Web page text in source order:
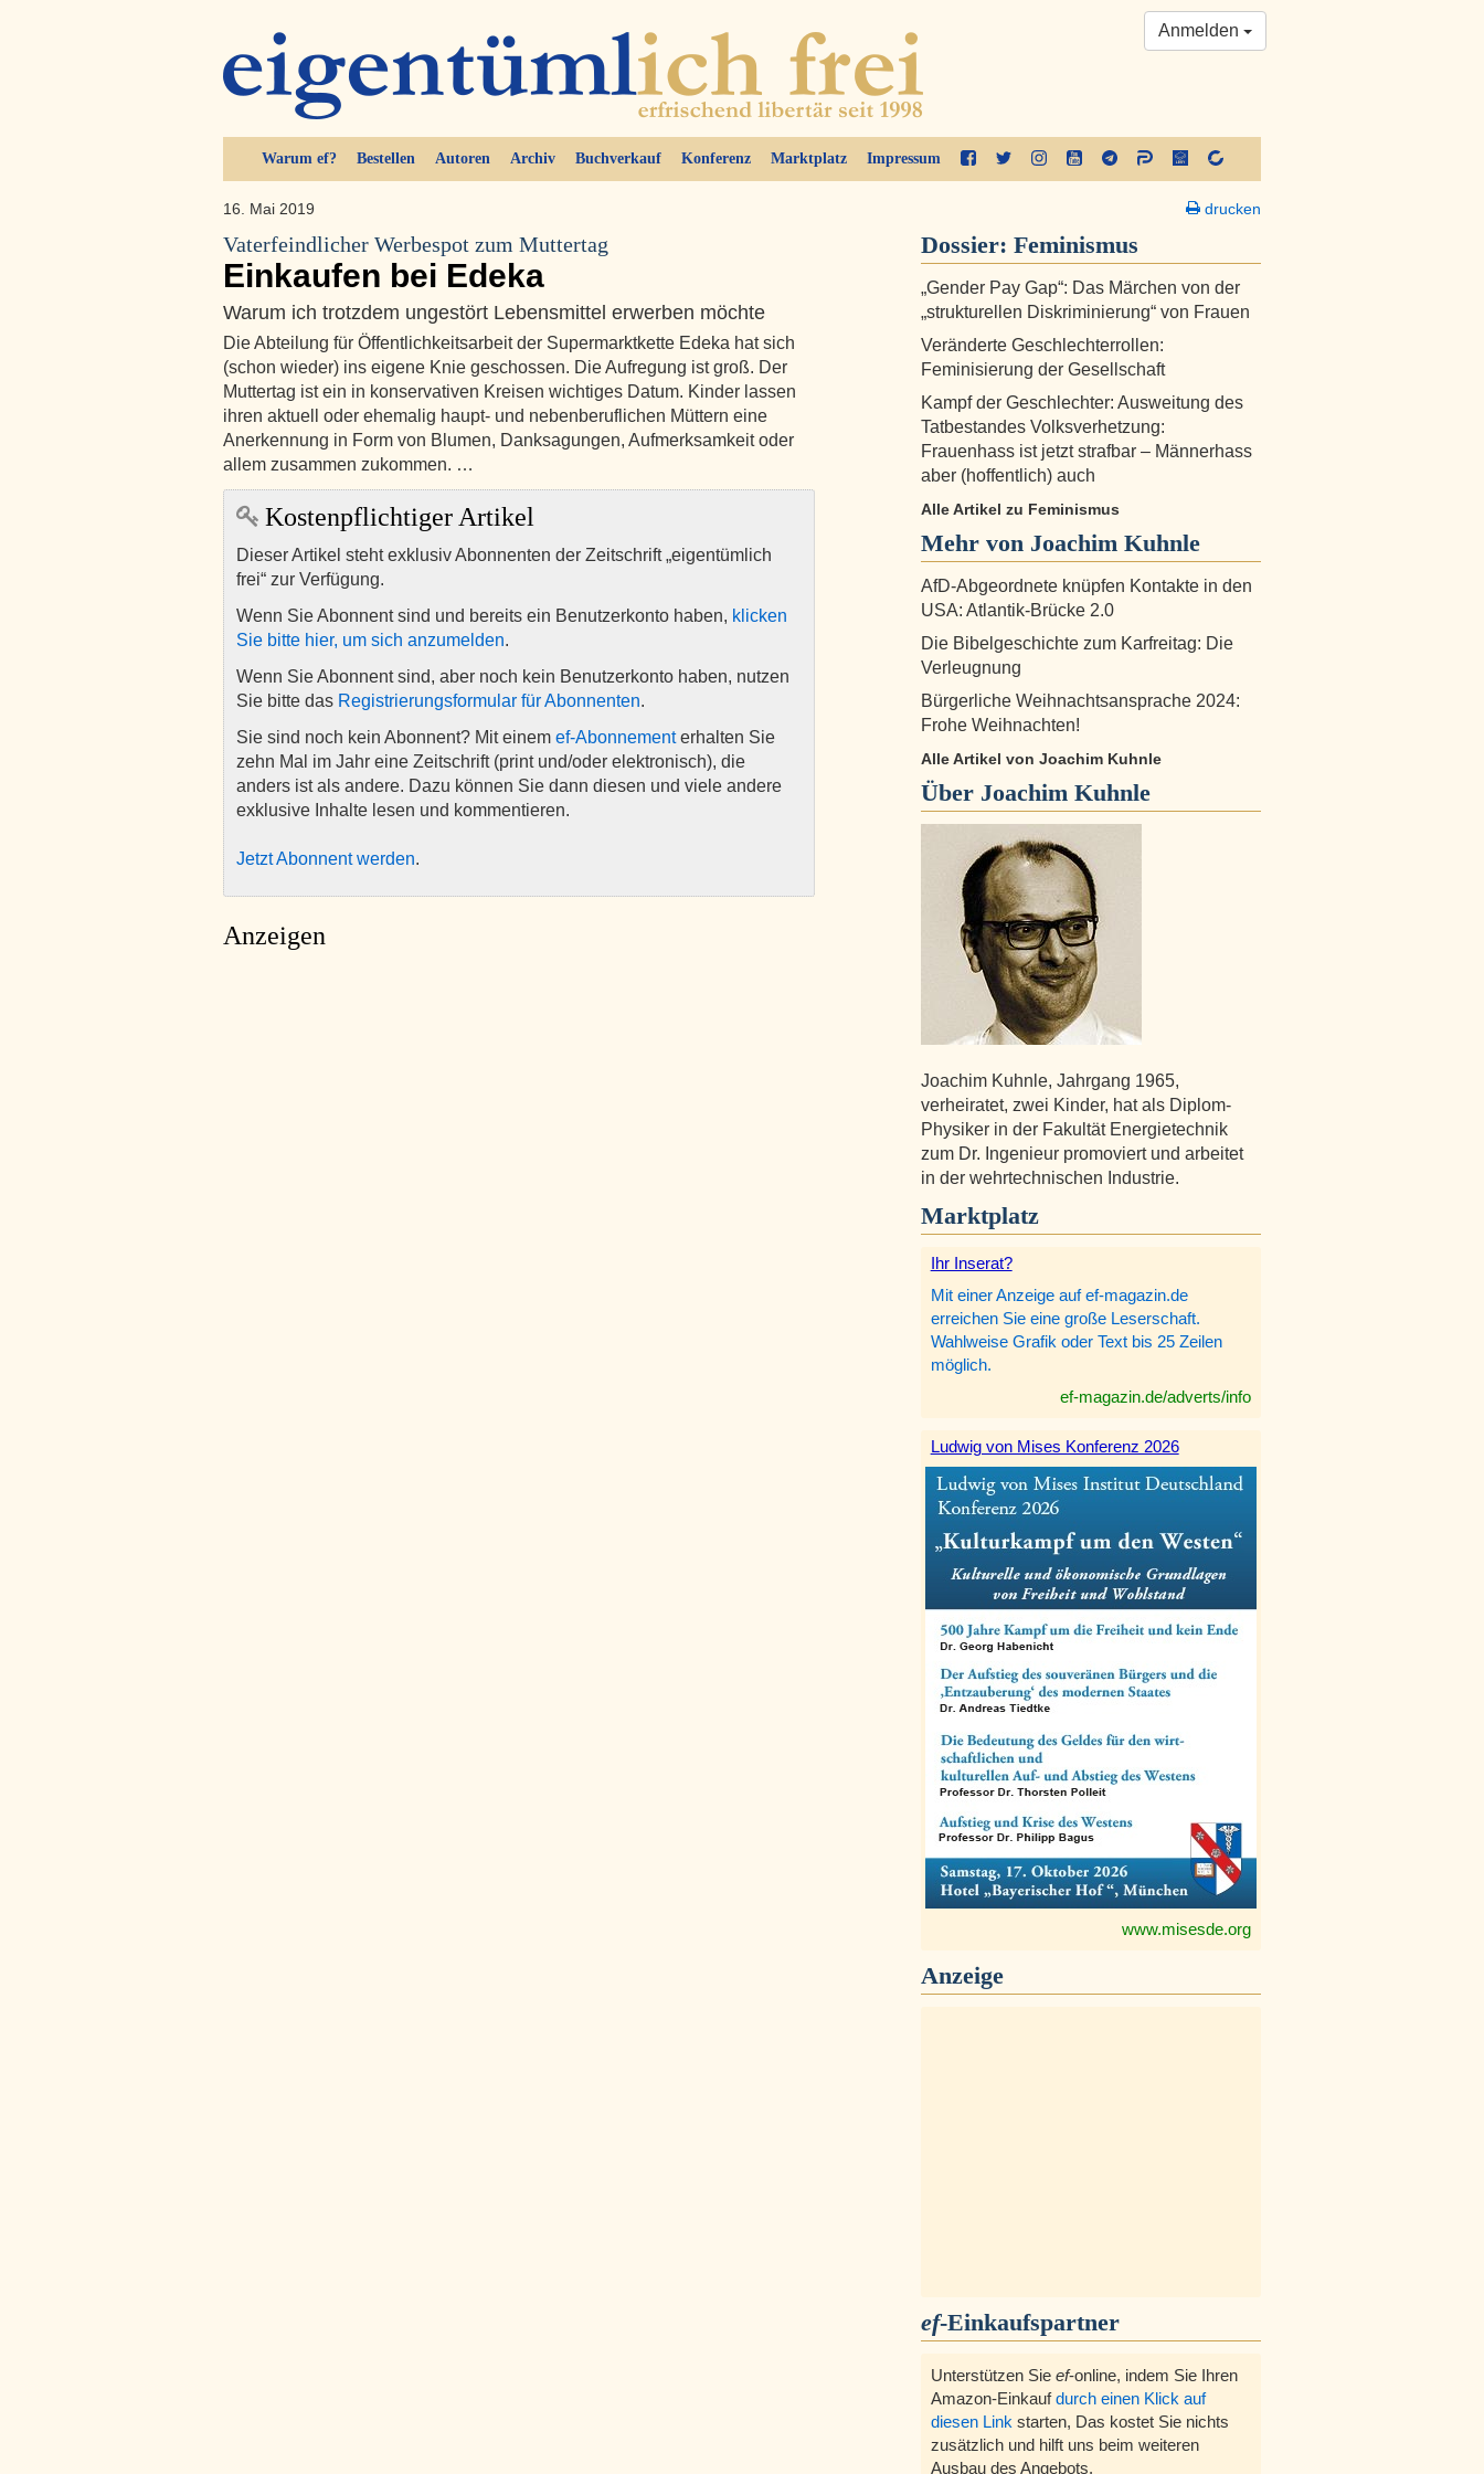
Warum ef? Bestellen Autoren Archiv Buchverkauf Konferenz Marktplatz Impressum
Anmelden
16. Mai 2019
Vaterfeindlicher Werbespot zum Muttertag
Einkaufen bei Edeka
Warum ich trotzdem ungestört Lebensmittel erwerben möchte
Die Abteilung für Öffentlichkeitsarbeit der Supermarktkette Edeka hat sich
(schon wieder) ins eigene Knie geschossen. Die Aufregung ist groß. Der
Muttertag ist ein in konservativen Kreisen wichtiges Datum. Kinder lassen
ihren aktuell oder ehemalig haupt- und nebenberuflichen Müttern eine
Anerkennung in Form von Blumen, Danksagungen, Aufmerksamkeit oder
allem zusammen zukommen. …
Kostenpflichtiger Artikel
Dieser Artikel steht exklusiv Abonnenten der Zeitschrift „eigentümlich
frei“ zur Verfügung.
Wenn Sie Abonnent sind und bereits ein Benutzerkonto haben, klicken
Sie bitte hier, um sich anzumelden.
Wenn Sie Abonnent sind, aber noch kein Benutzerkonto haben, nutzen
Sie bitte das Registrierungsformular für Abonnenten.
Sie sind noch kein Abonnent? Mit einem ef-Abonnementerhalten Sie
zehn Mal im Jahr eine Zeitschrift (print und/oder elektronisch), die
anders ist als andere. Dazu können Sie dann diesen und viele andere
exklusive Inhalte lesen und kommentieren.
Jetzt Abonnent werden.
Anzeigen
drucken
Dossier: Feminismus
„Gender Pay Gap“: Das Märchen von der
„strukturellen Diskriminierung“ von Frauen
Veränderte Geschlechterrollen:
Feminisierung der Gesellschaft
Kampf der Geschlechter: Ausweitung des
Tatbestandes Volksverhetzung:
Frauenhass ist jetzt strafbar – Männerhass
aber (hoffentlich) auch
Alle Artikel zu Feminismus
Mehr von Joachim Kuhnle
AfD-Abgeordnete knüpfen Kontakte in den
USA: Atlantik-Brücke 2.0
Die Bibelgeschichte zum Karfreitag: Die
Verleugnung
Bürgerliche Weihnachtsansprache 2024:
Frohe Weihnachten!
Alle Artikel von Joachim Kuhnle
Über Joachim Kuhnle
Joachim Kuhnle, Jahrgang 1965,
verheiratet, zwei Kinder, hat als Diplom-
Physiker in der Fakultät Energietechnik
zum Dr. Ingenieur promoviert und arbeitet
in der wehrtechnischen Industrie.
Marktplatz
Ihr Inserat?
Mit einer Anzeige auf ef-magazin.de
erreichen Sie eine große Leserschaft.
Wahlweise Grafik oder Text bis 25 Zeilen
möglich.
ef-magazin.de/adverts/info
Ludwig von Mises Konferenz 2026
www.misesde.org
Anzeige
ef-Einkaufspartner
Unterstützen Sie ef-online, indem Sie Ihren
Amazon-Einkaufdurch einen Klick auf
diesen Link starten, Das kostet Sie nichts
zusätzlich und hilft uns beim weiteren
Ausbau des Angebots.